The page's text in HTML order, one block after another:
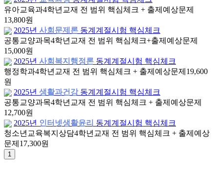
유아교육과4학년 교재 전 범위 핵심체크 + 출제예상문제
13,800원
2025년 사회문제론 동계계절시험 핵심체크
공통교양과목4학년 교재 전 범위 핵심체크+출제예상문제
15,000원
2025년 사회복지행정론 동계계절시험 핵심체크
행정학과4학년 교재 전 범위 핵심체크 + 출제예상문제 19,600
원
2025년 생활과건강 동계계절시험 핵심체크
공통교양과목4학년 교재 전 범위 핵심체크 + 출제예상문제
12,700원
2025년 인터넷생활윤리 동계계절시험 핵심체크
청소년교육복지상담4학년 교재 전 범위 핵심체크 + 출제예상
문제 17,300원